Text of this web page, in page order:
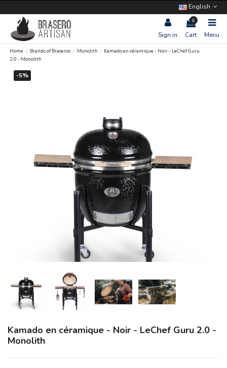
English
Sign in
0
Cart Menu
Home Brands of Braseros Monolith
Kamado en céramique - Noir - LeChef Guru
2.0 - Monolith
-5%
Kamado en céramique - Noir - LeChef Guru 2.0 -
Monolith